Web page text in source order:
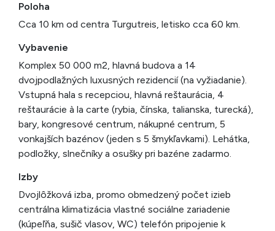
Poloha
Cca 10 km od centra Turgutreis, letisko cca 60 km.
Vybavenie
Komplex 50 000 m2, hlavná budova a 14
dvojpodlažných luxusných rezidencií (na vyžiadanie).
Vstupná hala s recepciou, hlavná reštaurácia, 4
reštaurácie à la carte (rybia, čínska, talianska, turecká),
bary, kongresové centrum, nákupné centrum, 5
vonkajších bazénov (jeden s 5 šmykľavkami). Lehátka,
podložky, slnečníky a osušky pri bazéne zadarmo.
Izby
Dvojlôžková izba, promo obmedzený počet izieb
centrálna klimatizácia vlastné sociálne zariadenie
(kúpeľňa, sušič vlasov, WC) telefón pripojenie k